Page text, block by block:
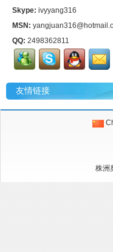
Skype: ivyyang316
MSN:
QQ: 2498362811
友情链接
株洲